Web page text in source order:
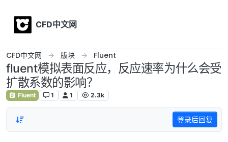
CFD中文网
CFD中文网 版块 Fluent
fluent模拟表面反应，反应速率为什么会受
扩散系数的影响？
Fluent 1 1 2.3k
登录后回复